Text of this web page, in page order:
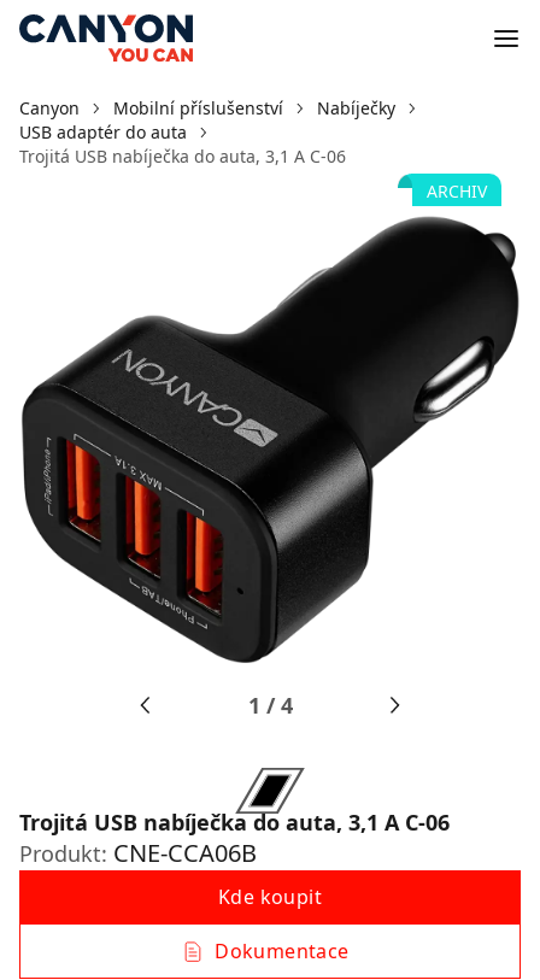
Canyon Mobilní příslušenství
Nabíječky
USB adaptér do auta
Trojitá USB nabíječka do auta, 3,1 A C-06
ARCHIV
1 /4
Trojitá USB nabíječka do auta, 3,1 A C-06
Produkt: CNE-CCA06B
Kde koupit
Dokumentace